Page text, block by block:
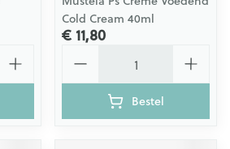
Cold Cream 40ml
€ 11,80
Bestel